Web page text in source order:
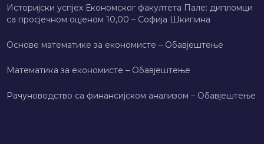
Историјски успјех Економског факултета Пале: дипломци
са просјечном оцјеном 10,00 – Софија Шкипина
Основе математике за економисте – Обавјештење
Математика за економисте – Обавјештење
Рачуноводство са финансијском анализом – Обавјештење